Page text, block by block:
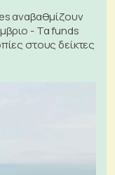
αναβαθμίζουν
- Τα funds
στους δείκτες